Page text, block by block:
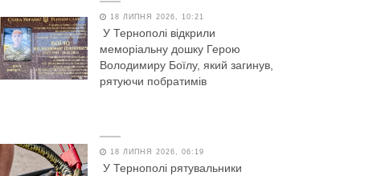
18 ЛИПНЯ 2026, 10:21
У Тернополі відкрили
меморіальну дошку Герою
Володимиру Боїлу, який загинув,
рятуючи побратимів
18 ЛИПНЯ 2026, 06:19
У Тернополі рятувальники